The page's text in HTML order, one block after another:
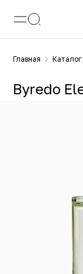
Главная Каталог
Byredo